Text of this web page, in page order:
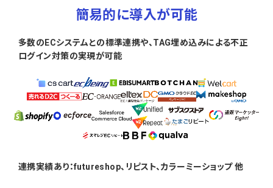
簡易的に導入が可能
多数のECシステムとの標準連携や、TAG埋め込みによる不正
ログイン対策の実現が可能
連携実績あり：futureshop、リピスト、カラーミーショップ 他